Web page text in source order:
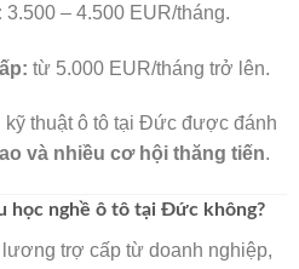
3.500 – 4.500 EUR/tháng.
từ 5.000 EUR/tháng trở lên.
thuật ô tô tại Đức được đánh
và nhiều cơ hội thăng tiến.
học nghề ô tô tại Đức không?
lương trợ cấp từ doanh nghiệp,